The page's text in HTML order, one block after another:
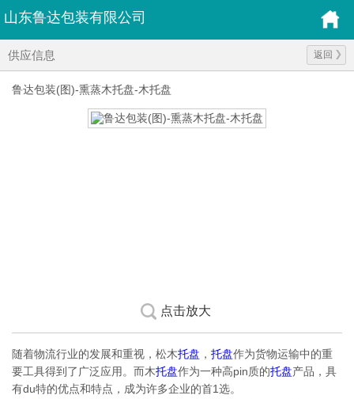
山东鲁达包装有限公司
供应信息 返回
鲁达包装(图)-熏蒸木托盘-木托盘
点击放大
随着物流行业的发展和重视，松木托盘 ， 托盘作为货物运输中的重
要工具得到了广泛应用。而木托盘作为一种高pin质的托盘产品，具
有du特的优点和特点，成为许多企业的首1选。